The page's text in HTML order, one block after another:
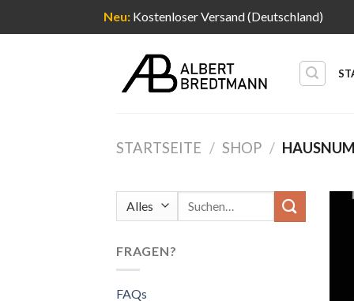
Neu: Kostenloser Versand (Deutschland)
STARTSEITE / SHOP /
Suche
nach:
FRAGEN?
FAQs